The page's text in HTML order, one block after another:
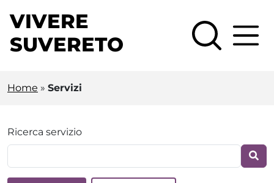
VIVERE
SUVERETO
Home » Servizi
Ricerca servizio